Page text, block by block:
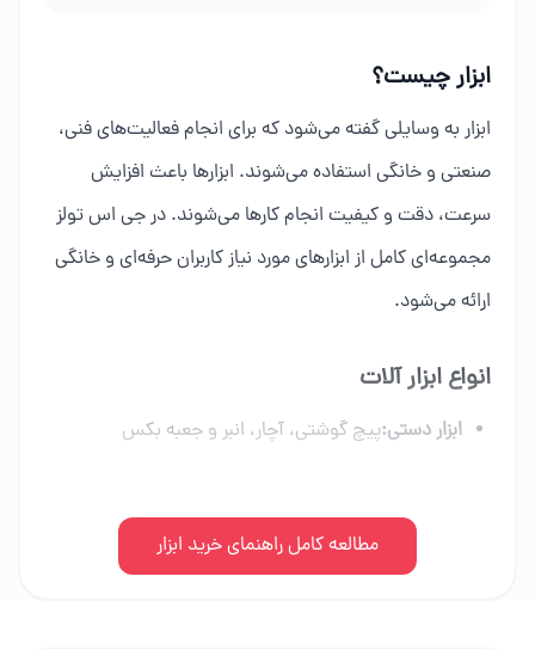
ابزار چیست؟
ابزار به وسایلی گفته می‌شود که برای انجام فعالیت‌های فنی،
صنعتی و خانگی استفاده می‌شوند. ابزارها باعث افزایش
سرعت، دقت و کیفیت انجام کارها می‌شوند. در جی اس تولز
مجموعه‌ای کامل از ابزارهای مورد نیاز کاربران حرفه‌ای و خانگی
ارائه می‌شود.
انواع ابزار آلات
ابزار دستی:پیچ گوشتی، آچار، انبر و جعبه بکس
کمپرسور، میخکوب و تجهیزات پنوماتیک
مطالعه کامل راهنمای خرید ابزار